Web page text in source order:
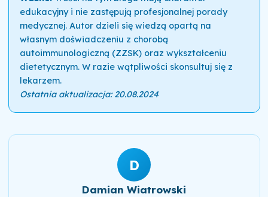
edukacyjny i nie zastępują profesjonalnej porady
medycznej. Autor dzieli się wiedzą opartą na
własnym doświadczeniu z chorobą
autoimmunologiczną (ZZSK) oraz wykształceniu
dietetycznym. W razie wątpliwości skonsultuj się z
lekarzem.
Ostatnia aktualizacja: 20.08.2024
D
Damian Wiatrowski